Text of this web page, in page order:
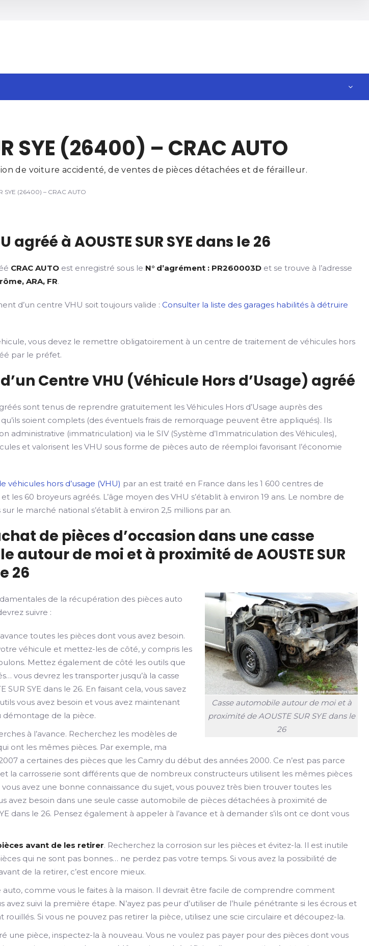
SYE (26400) – CRAC AUTO
de voiture accidenté, de ventes de pièces détachées et de férailleur.
SYE (26400) – CRAC AUTO
agréé à AOUSTE SUR SYE dans le 26
CRAC AUTO est enregistré sous le N° d’agrément : PR260003D et se trouve à l’adresse
ARA, FR.
d’un centre VHU soit toujours valide : Consulter la liste des garages habilités à détruire
vous devez le remettre obligatoirement à un centre de traitement de véhicules hors
par le préfet.
Centre VHU (Véhicule Hors d’Usage) agréé
sont tenus de reprendre gratuitement les Véhicules Hors d’Usage auprès des
soient complets (des éventuels frais de remorquage peuvent être appliqués). Ils
administrative (immatriculation) via le SIV (Système d’Immatriculation des Véhicules),
et valorisent les VHU sous forme de pièces auto de réemploi favorisant l’économie
véhicules hors d’usage (VHU) par an est traité en France dans les 1 600 centres de
les 60 broyeurs agréés. L’âge moyen des VHU s’établit à environ 19 ans. Le nombre de
le marché national s’établit à environ 2,5 millions par an.
de pièces d’occasion dans une casse
autour de moi et à proximité de AOUSTE SUR
26
Casse automobile autour de moi et à
proximité de AOUSTE SUR SYE dans le
26
de la récupération des pièces auto
suivre :
toutes les pièces dont vous avez besoin.
véhicule et mettez-les de côté, y compris les
Mettez également de côté les outils que
vous devrez les transporter jusqu’à la casse
SUR SYE dans le 26. En faisant cela, vous savez
vous avez besoin et vous avez maintenant
démontage de la pièce.
à l’avance. Recherchez les modèles de
ont les mêmes pièces. Par exemple, ma
a certaines des pièces que les Camry du début des années 2000. Ce n’est pas parce
la carrosserie sont différents que de nombreux constructeurs utilisent les mêmes pièces
vous avez une bonne connaissance du sujet, vous pouvez très bien trouver toutes les
avez besoin dans une seule casse automobile de pièces détachées à proximité de
dans le 26. Pensez également à appeler à l’avance et à demander s’ils ont ce dont vous
avant de les retirer. Recherchez la corrosion sur les pièces et évitez-la. Il est inutile
qui ne sont pas bonnes… ne perdez pas votre temps. Si vous avez la possibilité de
de la retirer, c’est encore mieux.
auto, comme vous le faites à la maison. Il devrait être facile de comprendre comment
avez suivi la première étape. N’ayez pas peur d’utiliser de l’huile pénétrante si les écrous et
rouillés. Si vous ne pouvez pas retirer la pièce, utilisez une scie circulaire et découpez-la.
une pièce, inspectez-la à nouveau. Vous ne voulez pas payer pour des pièces dont vous